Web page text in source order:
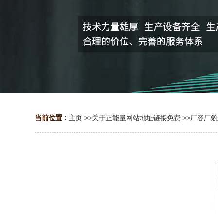
当前位置 : 主页 >>关于正能量网站地址链接免费 >>厂容厂貌